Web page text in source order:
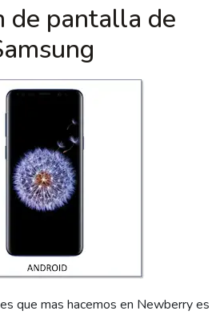
de pantalla de
que mas hacemos en Newberry es